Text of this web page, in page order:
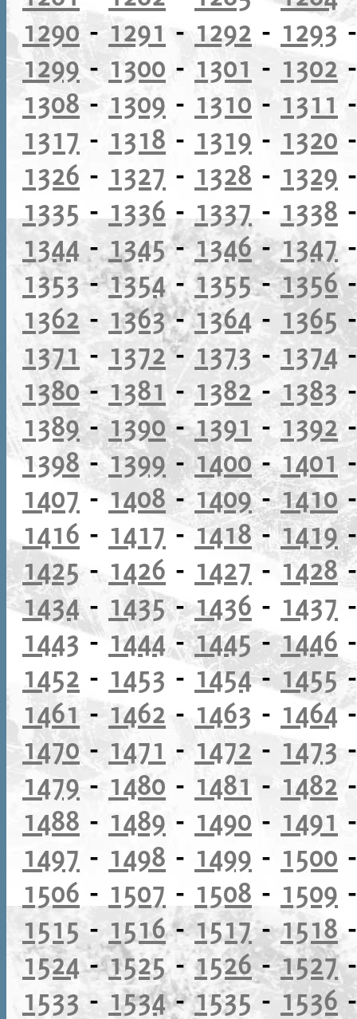
1290 -1291 - 1292 - 1293
1299- 1300 - 1301 - 1302
1308 - 1309 - 1310 - 1311
1317 - 1318 - 1319 - 1320
1326 - 1327 - 1328 - 1329
1335 - 1336 - 1337 - 1338
1344 - 1345-1346-1347
1353-1354- 1355-1356
1362 - 1363-1364 - 1365
1371 - 1372-1373 -1374
1380-1381 - 1382-1383
1389-1390-1391 -1392
1398 -1399-1400-1401
1407 -1408-1409-1410
1416 - 1417 -1418-1419
1425- 1426 - 1427 - 1428
1434- 1435-1436 - 1437
1443- 1444-1445-1446
1452 - 1453 - 1454-1455
1461 -1462 - 1463 - 1464
1470- 1471 - 1472 - 1473
1479 - 1480 - 1481 - 1482
1488 - 1489 - 1490 - 1491
1497 - 1498 - 1499 - 1500
1506 - 1507 - 1508 - 1509
1515- 1516-1517-1518
1524-1525-1526-1527
1533 - 1534-1535 - 1536